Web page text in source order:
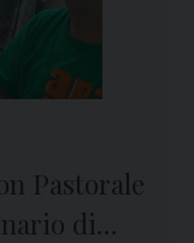
Pastorale
di